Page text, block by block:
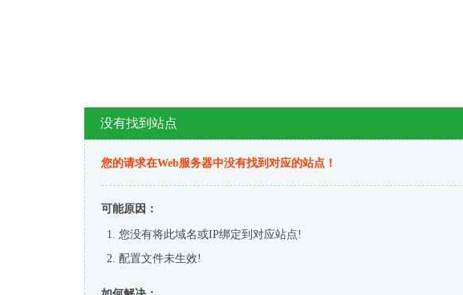
没有找到站点
您的请求在Web服务器中没有找到对应的站点！
可能原因：
您没有将此域名或IP绑定到对应站点!
配置文件未生效!